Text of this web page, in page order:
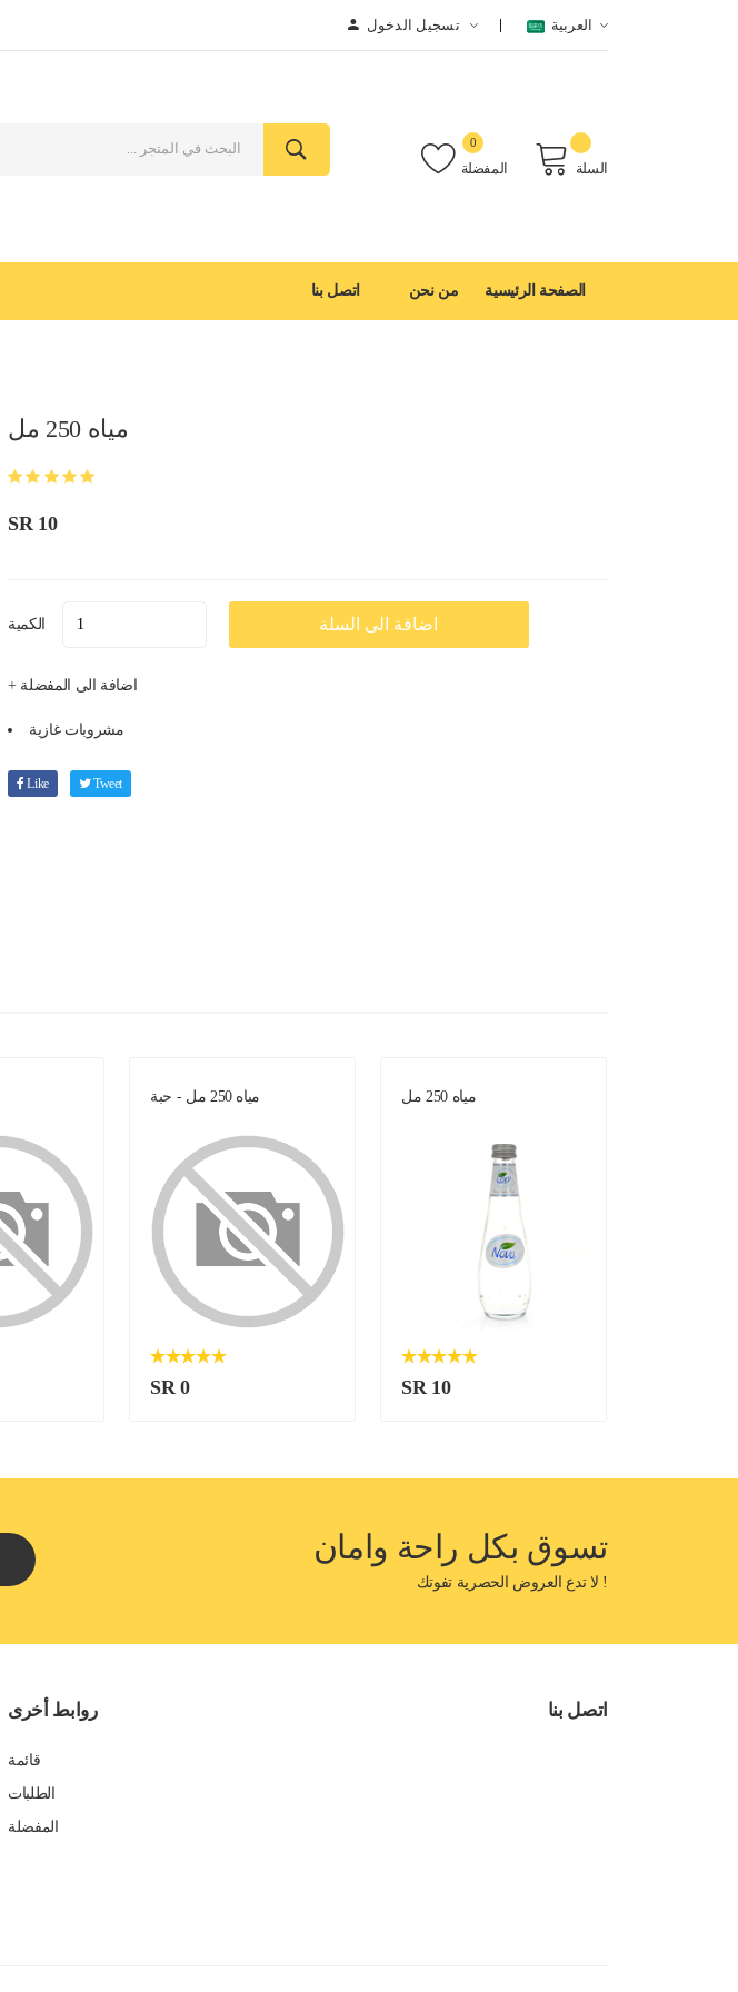
تسجيل الدخول العربية
المفضلة
0
السلة
الصفحة الرئيسية من نحن اتصل بنا
مياه 250 مل
SR 10
الكمية اضافة الى السلة
+ اضافة الى المفضلة
مشروبات غازية
Like Tweet
مياه 250 مل - حبة
SR 0
مياه 250 مل
SR 10
تسوق بكل راحة وامان
! لا تدع العروض الحصرية تفوتك
روابط أخرى
قائمة
الطلبات
المفضلة
اتصل بنا